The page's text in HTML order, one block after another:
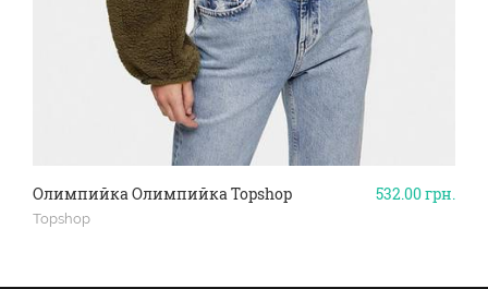
532.00грн.
Олимпийка Олимпийка Topshop
Topshop